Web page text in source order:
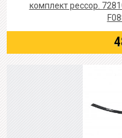
комплект рессор.